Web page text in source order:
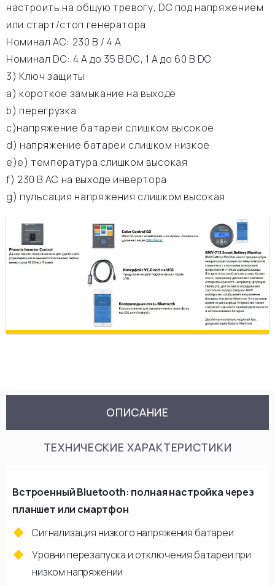
настроить на общую тревогу, DC под напряжением
или старт/стоп генератора.
Номинал АС: 230 В / 4 A
Номинал DC: 4 A до 35 В DC, 1 A до 60 В DC
3) Ключ защиты:
а) короткое замыкание на выходе
b) перегрузка
c)напряжение батареи слишком высокое
d) напряжение батареи слишком низкое
e)е) температура слишком высокая
f) 230 В АС на выходе инвертора
g) пульсация напряжения слишком высокая
ОПИСАНИЕ
ТЕХНИЧЕСКИЕ ХАРАКТЕРИСТИКИ
Встроенный Bluetooth: полная настройка через
планшет или смартфон
Сигнализация низкого напряжения батареи
Уровни перезапуска и отключения батареи при
низком напряжении